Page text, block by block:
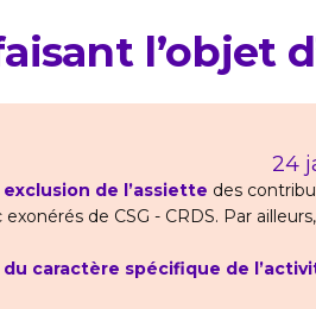
l’objet
24
exclusion de l’assiette des
de CSG - CRDS. Par
caractère spécifique de